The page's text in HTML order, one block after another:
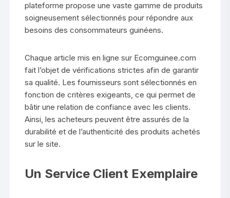
plateforme propose une vaste gamme de produits
soigneusement sélectionnés pour répondre aux
besoins des consommateurs guinéens.
Chaque article mis en ligne sur Ecomguinee.com
fait l’objet de vérifications strictes afin de garantir
sa qualité. Les fournisseurs sont sélectionnés en
fonction de critères exigeants, ce qui permet de
bâtir une relation de confiance avec les clients.
Ainsi, les acheteurs peuvent être assurés de la
durabilité et de l’authenticité des produits achetés
sur le site.
Un Service Client Exemplaire